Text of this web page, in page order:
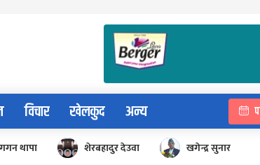
विचार खेलकुद अन्य
गगन थापा शेरबहादुर देउवा खगेन्द्र सुनार